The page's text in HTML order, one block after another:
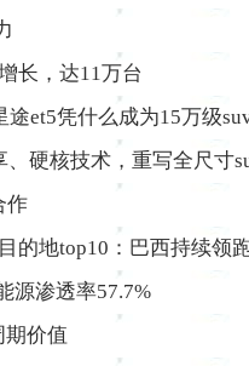
长，达11万台
et5凭什么成为15万级
硬核技术，重写全尺寸
作
的地top10：巴西持续领
源渗透率57.7%
期价值